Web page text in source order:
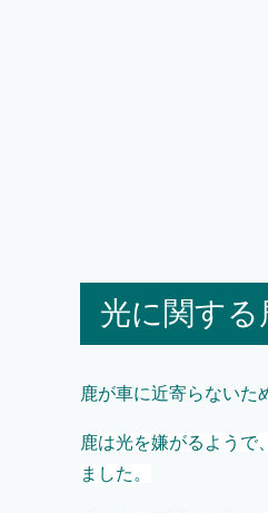
光に関する
鹿が車に近寄らないた
鹿は光を嫌がるようで
ました。